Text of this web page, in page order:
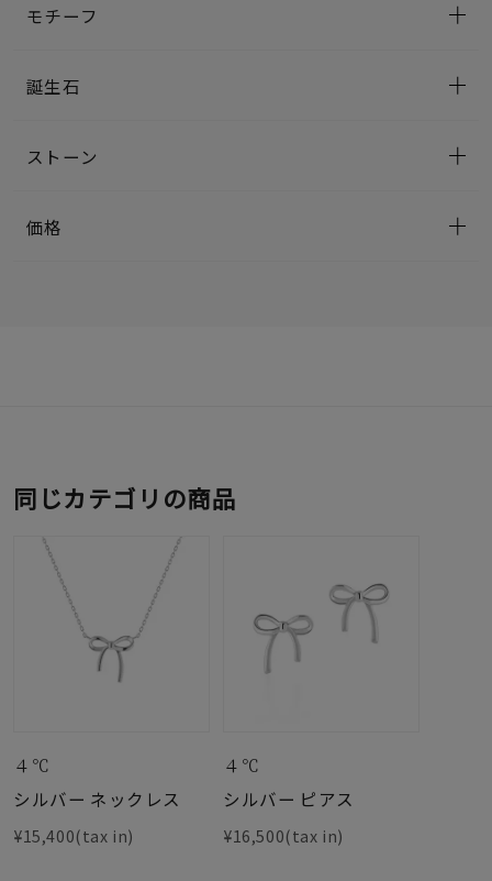
モチーフ
誕生石
ストーン
価格
同じカテゴリの商品
４℃
シルバー ネックレス
¥15,400(tax in)
４℃
シルバー ピアス
¥16,500(tax in)